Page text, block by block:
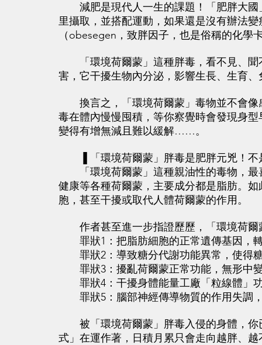
減肥是現代人一生的課題！「肥胖大國
里攝取，並搭配運動，如果還是沒有辦法
（obesegen，致胖因子，也是俗稱的化學
「環境荷爾蒙」這種胖毒，看不見、聞
害，它干擾生物內分泌，影響生長、生育
換言之，「環境荷爾蒙」毒物並不會像
毒在體內慢慢囤積，等你察覺時會發現身
變得有增無減且難以緩解……。
▐ 「環境荷爾蒙」胖毒是肥胖元兇！不
「環境荷爾蒙」這種親油性的毒物，最
健康等各種荷爾蒙，主要成分都是脂肪。
胞，甚至干擾或取代人體荷爾蒙的作用。
作者甚至進一步指證歷歷，「環境荷爾
罪狀1：把脂肪細胞的正常遺傳基因，
罪狀2：導致糖分代謝功能異常，使得
罪狀3：擾亂荷爾蒙正常功能，無形中
罪狀4：干擾身體能量工廠「粒線體」
罪狀5：腦部神經傳導物質的作用失調
被「環境荷爾蒙」胖毒入侵的身體，你
式」在運作著，日積月累只會走向越胖、